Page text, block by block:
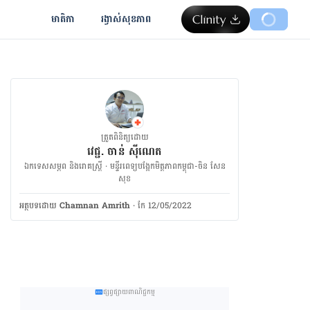
មាតិកា រង្វាស់​សុខភាព
ត្រួតពិនិត្យដោយ
វេជ្ជ. ចាន់ ស៊ីណេត
ឯកទេសសម្ភព និងរោគស្ត្រី · ម​ន្ទីរពេទ្យបង្អែកមិត្តភាពកម្ពុជា-ចិន សែន
សុខ
អត្ថបទ​ដោយ Chamnan Amrith ·កែ 12/05/2022
ផ្សព្វផ្សាយពាណិជ្ជកម្ម